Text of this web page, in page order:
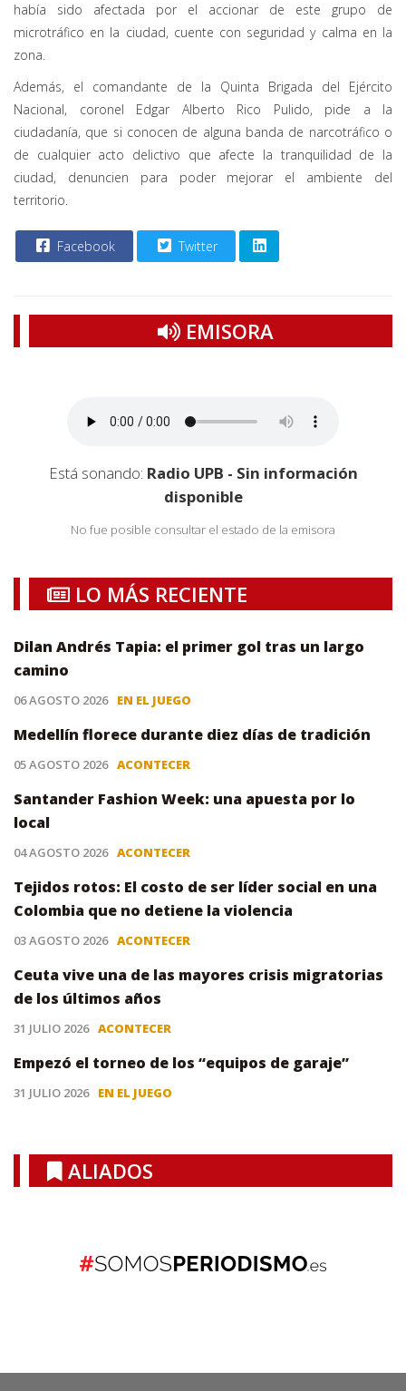
había sido afectada por el accionar de este grupo de
microtráfico en la ciudad, cuente con seguridad y calma en la
zona.
Además, el comandante de la Quinta Brigada del Ejército
Nacional, coronel Edgar Alberto Rico Pulido, pide a la
ciudadanía, que si conocen de alguna banda de narcotráfico o
de cualquier acto delictivo que afecte la tranquilidad de la
ciudad, denuncien para poder mejorar el ambiente del
territorio.
Facebook Twitter
EMISORA
Está sonando: Radio UPB - Sin información
disponible
No fue posible consultar el estado de la emisora
LO MÁS RECIENTE
Dilan Andrés Tapia: el primer gol tras un largo
camino
06 AGOSTO 2026 EN EL JUEGO
Medellín florece durante diez días de tradición
05 AGOSTO 2026 ACONTECER
Santander Fashion Week: una apuesta por lo
local
04 AGOSTO 2026 ACONTECER
Tejidos rotos: El costo de ser líder social en una
Colombia que no detiene la violencia
03 AGOSTO 2026 ACONTECER
Ceuta vive una de las mayores crisis migratorias
de los últimos años
31 JULIO 2026 ACONTECER
Empezó el torneo de los “equipos de garaje”
31 JULIO 2026 EN EL JUEGO
ALIADOS